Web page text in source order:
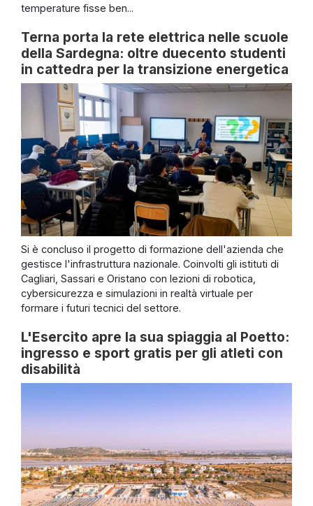
temperature fisse ben...
Terna porta la rete elettrica nelle scuole
della Sardegna: oltre duecento studenti
in cattedra per la transizione energetica
Si è concluso il progetto di formazione dell'azienda che
gestisce l'infrastruttura nazionale. Coinvolti gli istituti di
Cagliari, Sassari e Oristano con lezioni di robotica,
cybersicurezza e simulazioni in realtà virtuale per
formare i futuri tecnici del settore.
L'Esercito apre la sua spiaggia al Poetto:
ingresso e sport gratis per gli atleti con
disabilità